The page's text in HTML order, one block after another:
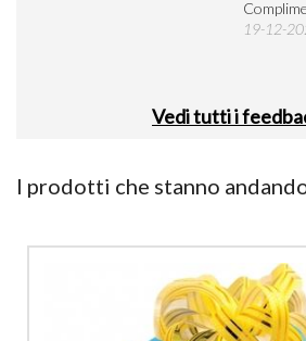
19-12-
Vedi tutti i
I prodotti che stanno